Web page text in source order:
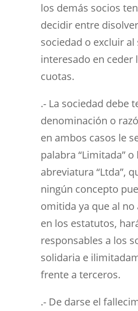
los demás socios
decidir entre
sociedad o excluir al
interesado en ceder
cuotas.
.- La sociedad debe
denominación o
en ambos casos le
palabra “Limitada” o
abreviatura “Ltda”,
ningún concepto
omitida ya que al no
en los estatutos,
responsables a los
solidaria e
frente a terceros.
.- De darse el